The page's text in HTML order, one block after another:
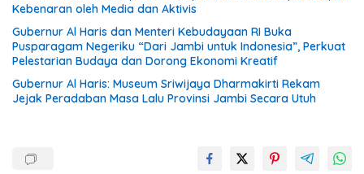
Kebenaran oleh Media dan Aktivis
Gubernur Al Haris dan Menteri Kebudayaan RI Buka
Pusparagam Negeriku “Dari Jambi untuk Indonesia”, Perkuat
Pelestarian Budaya dan Dorong Ekonomi Kreatif
Gubernur Al Haris: Museum Sriwijaya Dharmakirti Rekam
Jejak Peradaban Masa Lalu Provinsi Jambi Secara Utuh